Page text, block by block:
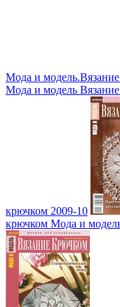
Мода и
Мода и модель
крючком 2009-10
крючком Мода и